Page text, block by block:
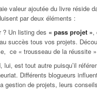
valeur ajoutée du livre réside
par deux éléments :
? Un listing des « pass projet »,
succès tous vos projets.
ce « trousseau de la réussite
lui, est tout autre puisqu’il
Différents blogueurs
gestion de projets, leurs